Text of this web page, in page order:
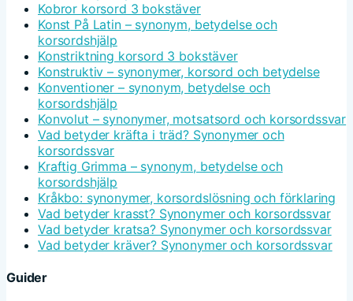
Kobror korsord 3 bokstäver
Konst På Latin – synonym, betydelse och
korsordshjälp
Konstriktning korsord 3 bokstäver
Konstruktiv – synonymer, korsord och betydelse
Konventioner – synonym, betydelse och
korsordshjälp
Konvolut – synonymer, motsatsord och korsordssvar
Vad betyder kräfta i träd? Synonymer och
korsordssvar
Kraftig Grimma – synonym, betydelse och
korsordshjälp
Kråkbo: synonymer, korsordslösning och förklaring
Vad betyder krasst? Synonymer och korsordssvar
Vad betyder kratsa? Synonymer och korsordssvar
Vad betyder kräver? Synonymer och korsordssvar
Guider